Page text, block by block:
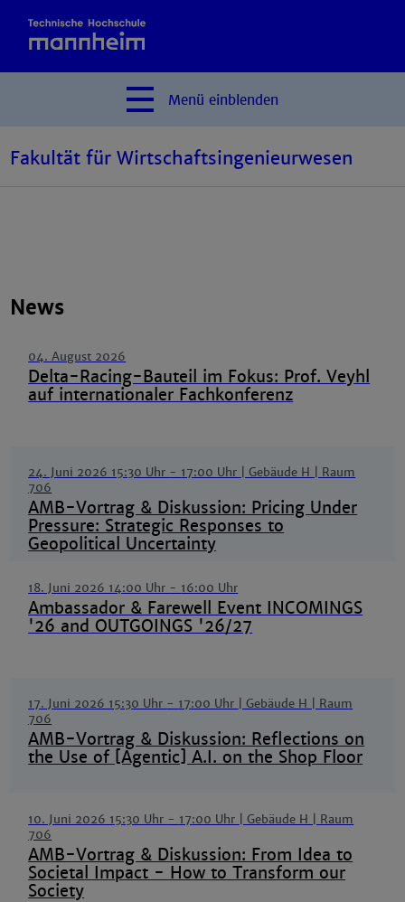
Menü einblenden
Fakultät für Wirtschaftsingenieurwesen
News
04. August 2026
Delta-Racing-Bauteil im Fokus: Prof. Veyhl
auf internationaler Fachkonferenz
24. Juni 2026 15:30 Uhr - 17:00 Uhr
| Gebäude H | Raum
706
AMB-Vortrag & Diskussion: Pricing Under
Pressure: Strategic Responses to
Geopolitical Uncertainty
18. Juni 2026 14:00 Uhr - 16:00 Uhr
Ambassador & Farewell Event INCOMINGS
'26 and OUTGOINGS '26/27
17. Juni 2026 15:30 Uhr - 17:00 Uhr
| Gebäude H | Raum
706
AMB-Vortrag & Diskussion: Reflections on
the Use of [Agentic] A.I. on the Shop Floor
10. Juni 2026 15:30 Uhr - 17:00 Uhr
| Gebäude H | Raum
706
AMB-Vortrag & Diskussion: From Idea to
Societal Impact - How to Transform our
Society